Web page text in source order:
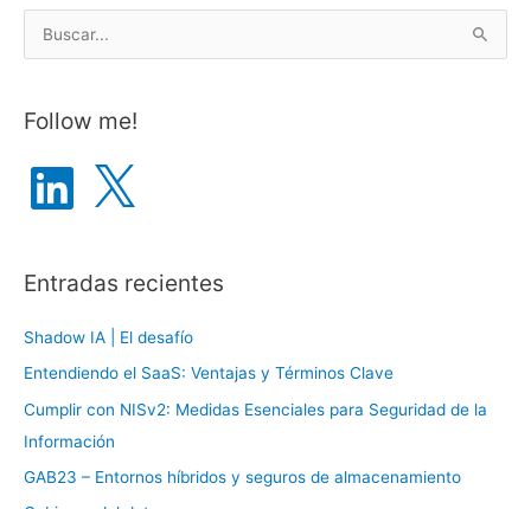
u
c
p
r
Follow me!
L
n
Entradas recientes
Shadow IA | El desafío
Entendiendo el SaaS: Ventajas y Términos Clave
Cumplir con NISv2: Medidas Esenciales para Seguridad de la
Información
GAB23 – Entornos híbridos y seguros de almacenamiento